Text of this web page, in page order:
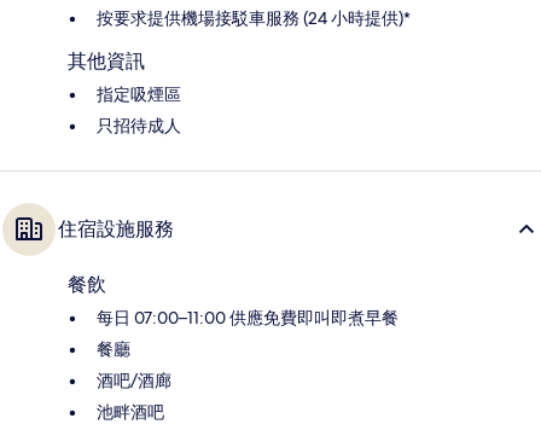
按要求提供機場接駁車服務 (24 小時提供)*
其他資訊
指定吸煙區
只招待成人
住宿設施服務
餐飲
每日 07:00–11:00 供應免費即叫即煮早餐
餐廳
酒吧/酒廊
池畔酒吧